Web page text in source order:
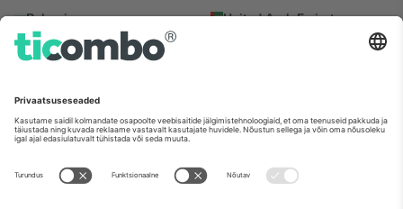
Bulgaria
Regus Sofia City West, bul
Totleben 53-55, 1606 Sofia,
United Arab Emirates
UAE Dubai Silicon Oasis, DDP
Mexico
Av Chapultepec 360, Roma
Norte, Cuauhtémoc, 06700
Ciudad de México, CDMX,